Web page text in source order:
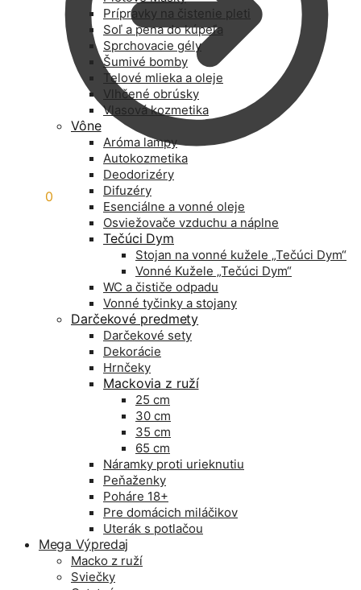
0
Prípravky na čistenie pleti
Soľ a pena do kúpeľa
Sprchovacie gély
Šumivé bomby
Telové mlieka a oleje
Vlhčené obrúsky
Vlasová kozmetika
Vône
Aróma lampy
Autokozmetika
Deodorizéry
Difuzéry
Esenciálne a vonné oleje
Osviežovače vzduchu a náplne
Tečúci Dym
Stojan na vonné kužele „Tečúci Dym“
Vonné Kužele „Tečúci Dym“
WC a čističe odpadu
Vonné tyčinky a stojany
Darčekové predmety
Darčekové sety
Dekorácie
Hrnčeky
Mackovia z ruží
25 cm
30 cm
35 cm
65 cm
Náramky proti urieknutiu
Peňaženky
Poháre 18+
Pre domácich miláčikov
Uterák s potlačou
Mega Výpredaj
Macko z ruží
Sviečky